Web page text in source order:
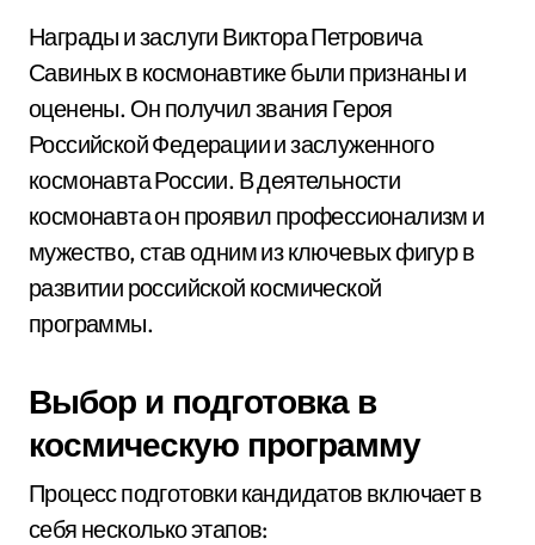
Награды и заслуги Виктора Петровича
Савиных в космонавтике были признаны и
оценены. Он получил звания Героя
Российской Федерации и заслуженного
космонавта России. В деятельности
космонавта он проявил профессионализм и
мужество, став одним из ключевых фигур в
развитии российской космической
программы.
Выбор и подготовка в
космическую программу
Процесс подготовки кандидатов включает в
себя несколько этапов: